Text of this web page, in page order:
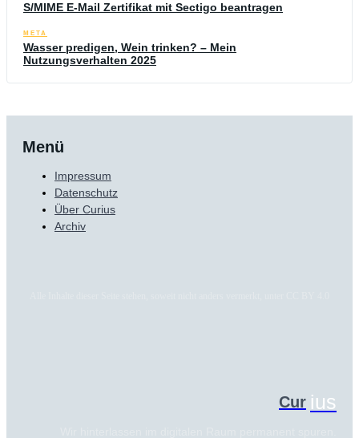
S/MIME E-Mail Zertifikat mit Sectigo beantragen
META
Wasser predigen, Wein trinken? – Mein
Nutzungsverhalten 2025
Menü
Impressum
Datenschutz
Über Curius
Archiv
Cur ius